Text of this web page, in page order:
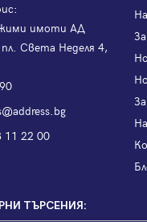
имоти АД
Света Неделя 4,
11 22 00
ТЪРСЕНИЯ: